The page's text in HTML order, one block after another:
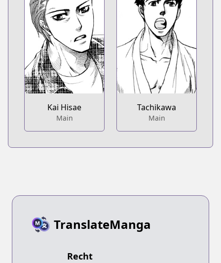
Kai Hisae
Main
Tachikawa
Main
TranslateManga
Recht